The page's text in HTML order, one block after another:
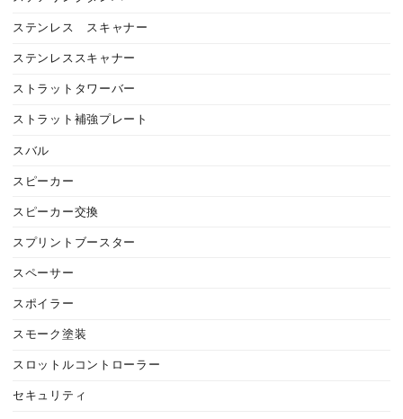
ステンレス スキャナー
ステンレススキャナー
ストラットタワーバー
ストラット補強プレート
スバル
スピーカー
スピーカー交換
スプリントブースター
スペーサー
スポイラー
スモーク塗装
スロットルコントローラー
セキュリティ